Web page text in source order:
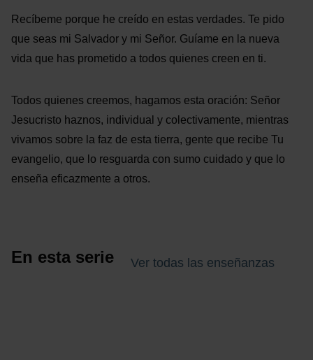
Recíbeme porque he creído en estas verdades. Te pido
que seas mi Salvador y mi Señor. Guíame en la nueva
vida que has prometido a todos quienes creen en ti.
Todos quienes creemos, hagamos esta oración: Señor
Jesucristo haznos, individual y colectivamente, mientras
vivamos sobre la faz de esta tierra, gente que recibe Tu
evangelio, que lo resguarda con sumo cuidado y que lo
enseña eficazmente a otros.
En esta serie Ver todas las enseñanzas